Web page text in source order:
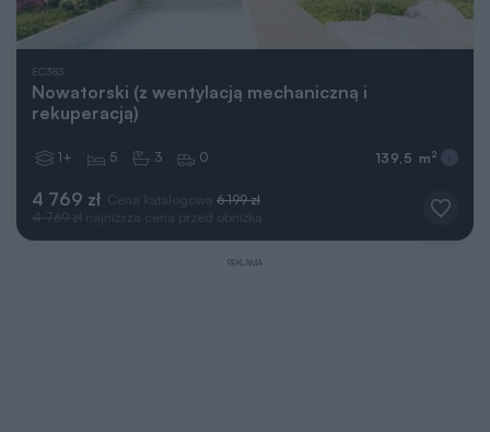
EC383
Nowatorski (z wentylacją mechaniczną i
rekuperacją)
4 769 zł Cena katalogowa 6 199 zł
4 769 zł najniższa cena przed obniżką
1+ 5 3 0 139,5 m 2
REKLAMA